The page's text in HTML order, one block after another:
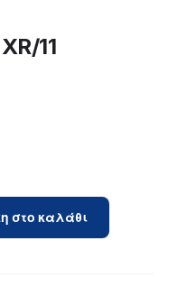
11
στο καλάθι